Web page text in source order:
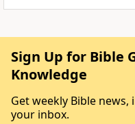
Sign Up for Bible
Knowledge
Get weekly Bible
your inbox.